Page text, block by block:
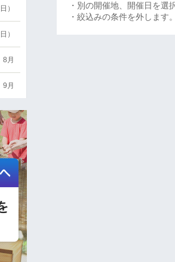
・別の開催地、開催日を選
・絞込みの条件を外します。
）
）
8月
9月